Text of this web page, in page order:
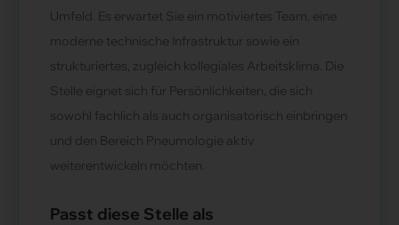
Umfeld. Es erwartet Sie ein motiviertes Team, eine
moderne technische Infrastruktur sowie ein
strukturiertes, zugleich kollegiales Arbeitsklima. Die
Stelle eignet sich für Persönlichkeiten, die sich
sowohl fachlich als auch organisatorisch einbringen
und den Bereich Pneumologie aktiv
weiterentwickeln möchten.
Passt diese Stelle als